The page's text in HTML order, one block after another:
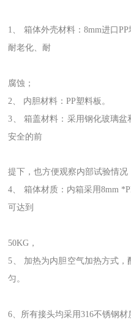
1、 箱体外壳材料：8mm进口
耐老化、耐
腐蚀；
2、 内胆材料：PP塑料板。
3、 箱盖材料：采用钢化玻璃
安全的前
提下，也方便观察内部试验情况
4、 箱体材质：内箱采用8mm
可达到
50KG，
5、 加热为内胆空气加热方式
匀。
6、所有接头均采用316不锈钢